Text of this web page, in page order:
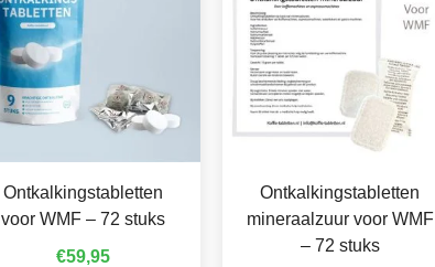
Ontkalkingstabletten
voor WMF – 72 stuks
€59,95
Ontkalkingstabletten
mineraalzuur voor WMF
– 72 stuks